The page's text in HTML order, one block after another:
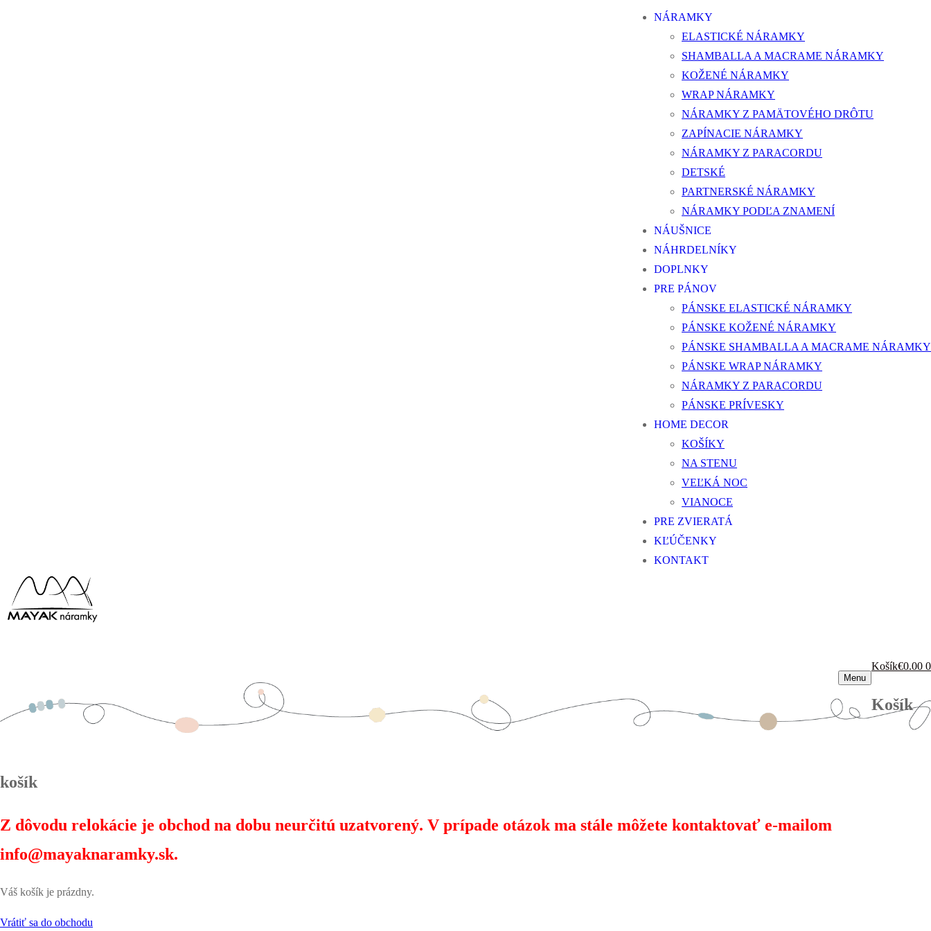
NÁRAMKY
ELASTICKÉ NÁRAMKY
SHAMBALLA A MACRAME NÁRAMKY
KOŽENÉ NÁRAMKY
WRAP NÁRAMKY
NÁRAMKY Z PAMÄTOVÉHO DRÔTU
ZAPÍNACIE NÁRAMKY
NÁRAMKY Z PARACORDU
DETSKÉ
PARTNERSKÉ NÁRAMKY
NÁRAMKY PODĽA ZNAMENÍ
NÁUŠNICE
NÁHRDELNÍKY
DOPLNKY
PRE PÁNOV
PÁNSKE ELASTICKÉ NÁRAMKY
PÁNSKE KOŽENÉ NÁRAMKY
PÁNSKE SHAMBALLA A MACRAME NÁRAMKY
PÁNSKE WRAP NÁRAMKY
NÁRAMKY Z PARACORDU
PÁNSKE PRÍVESKY
HOME DECOR
KOŠÍKY
NA STENU
VEĽKÁ NOC
VIANOCE
PRE ZVIERATÁ
KĽÚČENKY
KONTAKT
Menu
Košík€0.00 0
Košík
košík
Z dôvodu relokácie je obchod na dobu neurčitú uzatvorený. V prípade otázok ma stále môžete kontaktovať e-mailom
info@mayaknaramky.sk.
Váš košík je prázdny.
Vrátiť sa do obchodu